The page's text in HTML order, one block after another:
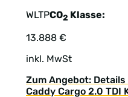
WLTPCO2 Klasse:
13.888 €
inkl. MwSt
Zum Angebot:
Caddy Cargo 2.0 TDI